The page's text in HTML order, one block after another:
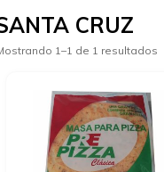
CRUZ
1–1 de 1 resultados